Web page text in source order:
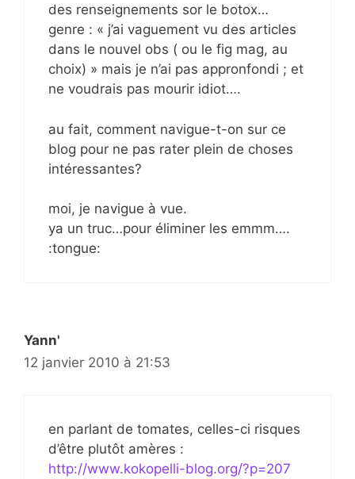
des renseignements sor le botox…
genre : « j’ai vaguement vu des articles
dans le nouvel obs ( ou le fig mag, au
choix) » mais je n’ai pas appronfondi ; et
ne voudrais pas mourir idiot….
au fait, comment navigue-t-on sur ce
blog pour ne pas rater plein de choses
intéressantes?
moi, je navigue à vue.
ya un truc…pour éliminer les emmm….
:tongue:
Yann'
12 janvier 2010 à 21:53
en parlant de tomates, celles-ci risques
d’être plutôt amères :
http://www.kokopelli-blog.org/?p=207